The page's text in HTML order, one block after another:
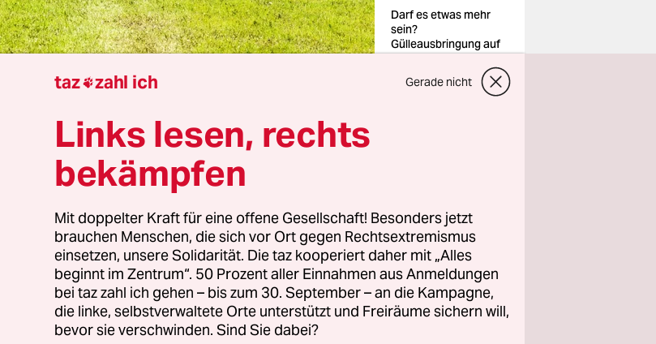
Darf es etwas mehr
sein?
Gülleausbringung auf
Feld
will eine wichtige Vorschrift gegen die umwelt-
kippen. Dem Kabinett wird
ein Vorschlag von CSU-Agrarminister
Demnach sollen Bauern per Verordnung von
eine „Stoffstrombilanz“ zu erstellen.
Höfe vorgeschriebenen Berechnungen
der einzelne Betrieb in die Umwelt
taz zahl ich Gerade nicht
Links lesen, rechts
bekämpfen
Mit doppelter Kraft für eine offene Gesellschaft! Besonders jetzt
brauchen Menschen, die sich vor Ort gegen Rechtsextremismus
einsetzen, unsere Solidarität. Die taz kooperiert daher mit „Alles
beginnt im Zentrum“. 50 Prozent aller Einnahmen aus Anmeldungen
bei taz zahl ich gehen – bis zum 30. September – an die Kampagne,
die linke, selbstverwaltete Orte unterstützt und Freiräume sichern will,
bevor sie verschwinden. Sind Sie dabei?